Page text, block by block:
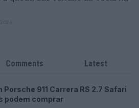
Comments Latest
Porsche 911 Carrera RS 2.7 Safari
podem comprar